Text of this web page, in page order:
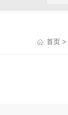
首页 >